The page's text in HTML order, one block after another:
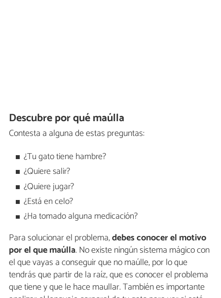
Descubre por qué maúlla
Contesta a alguna de estas preguntas:
¿Tu gato tiene hambre?
¿Quiere salir?
¿Quiere jugar?
¿Está en celo?
¿Ha tomado alguna medicación?
Para solucionar el problema,debes conocer el motivo
por el que maúlla. No existe ningún sistema mágico con
el que vayas a conseguir que no maúlle, por lo que
tendrás que partir de la raíz, que es conocer el problema
que tiene y que le hace maullar. También es importante